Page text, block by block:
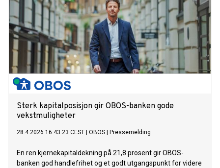
Sterk kapitalposisjon gir OBOS-banken gode
vekstmuligheter
28.4.2026 16:43:23 CEST OBOS Pressemelding
En ren kjernekapitaldekning på 21,8 prosent gir OBOS-
banken god handlefrihet og et godt utgangspunkt for videre